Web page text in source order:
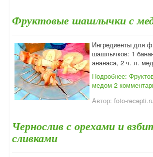
Фруктовые шашлычки с
Ингредиенты для
шашлычков: 1
ананаса, 2 ч. л.
Подробнее:
медом 2
Автор: foto-
Чернослив с орехами и
сливками